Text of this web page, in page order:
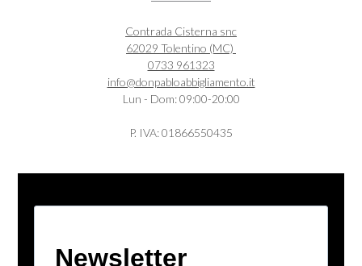
Contrada Cisterna snc
62029 Tolentino (MC)
0733 961323
info@donpabloabbigliamento.it
Lun - Dom: 09:00-20:00
P. IVA: 01866550435